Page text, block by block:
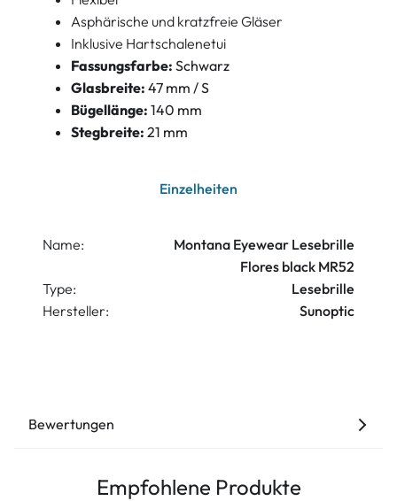
Asphärische und kratzfreie Gläser
Inklusive Hartschalenetui
Fassungsfarbe: Schwarz
Glasbreite: 47 mm / S
Bügellänge: 140 mm
Stegbreite: 21 mm
Einzelheiten
Name:
Montana Eyewear Lesebrille
Flores black MR52
Type:
Lesebrille
Hersteller:
Sunoptic
Bewertungen
Empfohlene Produkte